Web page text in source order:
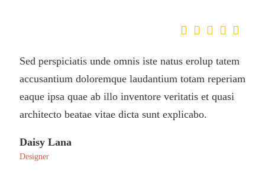
Sed perspiciatis unde omnis iste natus erolup tatem
accusantium doloremque laudantium totam reperiam
eaque ipsa quae ab illo inventore veritatis et quasi
architecto beatae vitae dicta sunt explicabo.
Daisy Lana
Designer